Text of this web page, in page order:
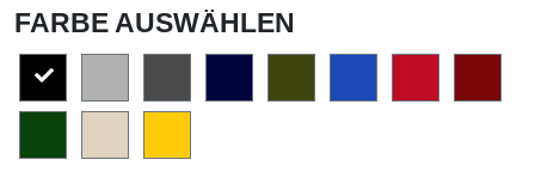
FARBE AUSWÄHLEN